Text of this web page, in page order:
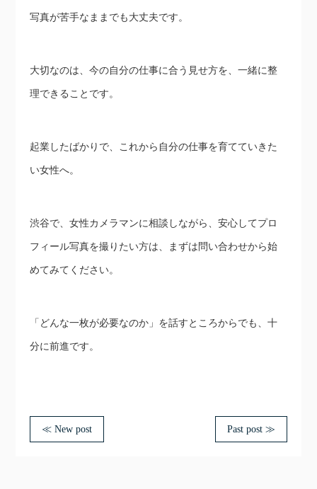
写真が苦手なままでも大丈夫です。
大切なのは、今の自分の仕事に合う見せ方を、一緒に整
理できることです。
起業したばかりで、これから自分の仕事を育てていきた
い女性へ。
渋谷で、女性カメラマンに相談しながら、安心してプロ
フィール写真を撮りたい方は、まずは問い合わせから始
めてみてください。
「どんな一枚が必要なのか」を話すところからでも、十
分に前進です。
≪ New post Past post ≫